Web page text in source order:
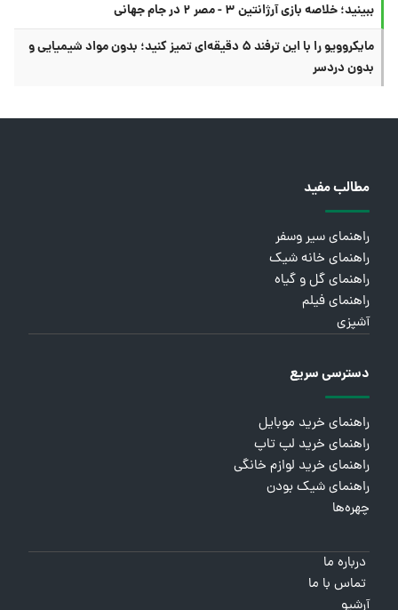
ببینید؛ خلاصه بازی آرژانتین ۳ - مصر ۲ در جام جهانی
مایکروویو را با این ترفند ۵ دقیقه‌ای تمیز کنید؛ بدون مواد شیمیایی و
بدون دردسر
مطالب مفید
راهنمای سیر وسفر
راهنمای خانه شیک
راهنمای گل و گیاه
راهنمای فیلم
آشپزی
دسترسی سریع
راهنمای خرید موبایل
راهنمای خرید لپ تاپ
راهنمای خرید لوازم خانگی
راهنمای شیک بودن
چهره‌ها
درباره ما
تماس با ما